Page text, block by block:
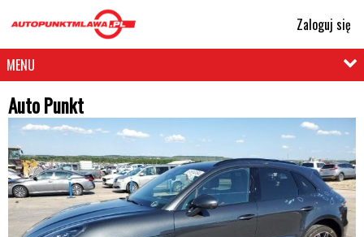
Zaloguj się
MENU
Auto Punkt